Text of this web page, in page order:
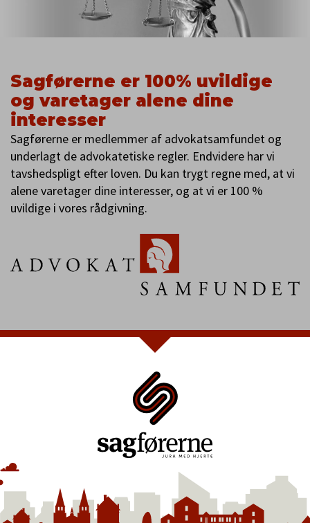
Sagførerne er 100% uvildige
og varetager alene dine
interesser
Sagførerne er medlemmer af advokatsamfundet og
underlagt de advokatetiske regler. Endvidere har vi
tavshedspligt efter loven. Du kan trygt regne med, at vi
alene varetager dine interesser, og at vi er 100 %
uvildige i vores rådgivning.